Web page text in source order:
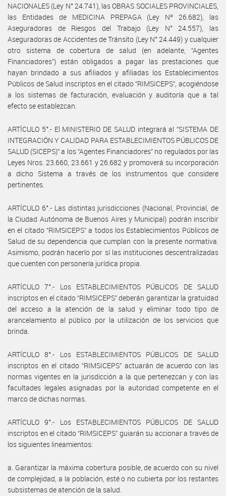
NACIONALES (Ley N° 24.741), las OBRAS SOCIALES PROVINCIALES,
las Entidades de MEDICINA PREPAGA (Ley Nº 26.682), las
Aseguradoras de Riesgos del Trabajo (Ley N° 24.557), las
Aseguradoras de Accidentes de Tránsito (Ley N° 24.449) y cualquier
otro sistema de cobertura de salud (en adelante, “Agentes
Financiadores”) están obligados a pagar las prestaciones que
hayan brindado a sus afiliados y afiliadas los Establecimientos
Públicos de Salud inscriptos en el citado “RIMSICEPS”, acogiéndose
a los sistemas de facturación, evaluación y auditoría que a tal
efecto se establezcan.
ARTÍCULO 5°.- El MINISTERIO DE SALUD integrará al “SISTEMA DE
INTEGRACIÓN Y CALIDAD PARA ESTABLECIMIENTOS PÚBLICOS DE
SALUD (SICEPS)” a los “Agentes Financiadores” no regulados por las
Leyes Nros. 23.660, 23.661 y 26.682 y promoverá su incorporación
a dicho Sistema a través de los instrumentos que considere
pertinentes.
ARTÍCULO 6°.- Las distintas jurisdicciones (Nacional, Provincial, de
la Ciudad Autónoma de Buenos Aires y Municipal) podrán inscribir
en el citado “RIMSICEPS” a todos los Establecimientos Públicos de
Salud de su dependencia que cumplan con la presente normativa.
Asimismo, podrán hacerlo por sí las instituciones descentralizadas
que cuenten con personería jurídica propia.
ARTÍCULO 7°.- Los ESTABLECIMIENTOS PÚBLICOS DE SALUD
inscriptos en el citado “RIMSICEPS” deberán garantizar la gratuidad
del acceso a la atención de la salud y eliminar todo tipo de
arancelamiento al público por la utilización de los servicios que
brinda.
ARTÍCULO 8°.- Los ESTABLECIMIENTOS PÚBLICOS DE SALUD
inscriptos en el citado “RIMSICEPS” actuarán de acuerdo con las
normas vigentes en la jurisdicción a la que pertenezcan y con las
facultades legales asignadas por la autoridad competente en el
marco de dichas normas.
ARTÍCULO 9°.- Los ESTABLECIMIENTOS PÚBLICOS DE SALUD
inscriptos en el citado “RIMSICEPS” guiarán su accionar a través de
los siguientes lineamientos:
a. Garantizar la máxima cobertura posible, de acuerdo con su nivel
de complejidad, a la población, esté o no cubierta por los restantes
subsistemas de atención de la salud.